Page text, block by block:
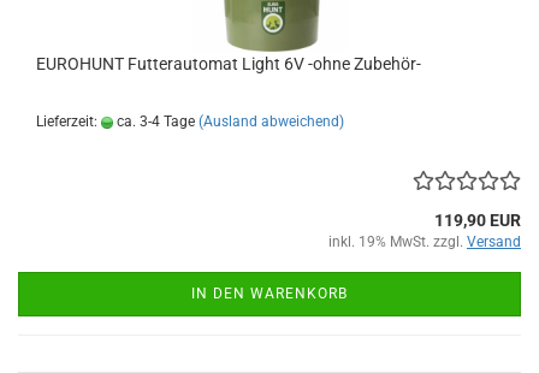
EUROHUNT Futterautomat Light 6V -ohne Zubehör-
Lieferzeit: ca. 3-4 Tage (Ausland abweichend)
119,90 EUR
inkl. 19% MwSt. zzgl. Versand
IN DEN WARENKORB